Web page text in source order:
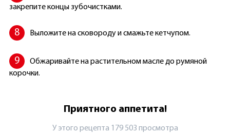
закрепите концы зубочистками.
Выложите на сковороду и смажьте кетчупом.
Обжаривайте на растительном масле до румяной
корочки.
Приятного аппетита!
У этого рецепта 179 503 просмотрa